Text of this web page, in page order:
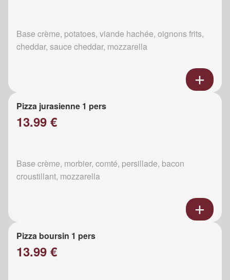
Base crème, potatoes, viande hachée, oignons frits,
cheddar, sauce cheddar, mozzarella
Pizza jurasienne 1 pers
13.99 €
Base crème, morbier, comté, persillade, bacon
croustillant, mozzarella
Pizza boursin 1 pers
13.99 €